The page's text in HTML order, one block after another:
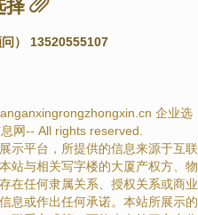
择
） 13520555107
企业选
网-- All rights reserved.
示平台，所提供的信息来源于互联
站与相关写字楼的大厦产权方、物
在任何隶属关系、授权关系或商业
息或作出任何承诺。本站所展示的